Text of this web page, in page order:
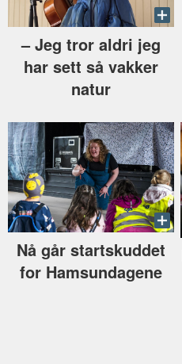
–⁠ Jeg tror aldri jeg
har sett så vakker
natur
Nå går startskuddet
for Hamsundagene